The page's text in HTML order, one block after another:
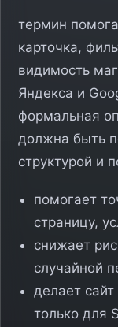
термин
карточка,
видимость
Яндекса и
формальная
должна быть
структурой и
помогает
страницу,
снижает
случайной
делает
только для